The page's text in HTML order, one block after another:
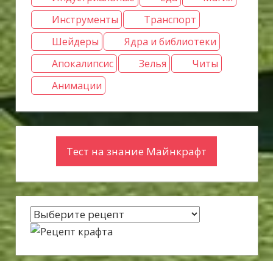
Инструменты
Транспорт
Шейдеры
Ядра и библиотеки
Апокалипсис
Зелья
Читы
Анимации
Тест на знание Майнкрафт